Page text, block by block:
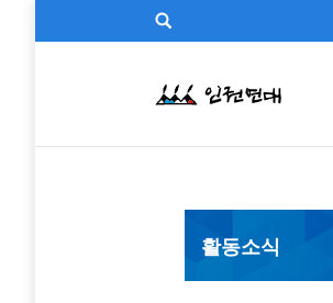
활동소식